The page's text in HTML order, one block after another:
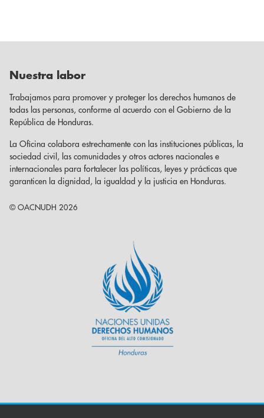
Nuestra labor
Trabajamos para promover y proteger los derechos humanos de
todas las personas, conforme al acuerdo con el Gobierno de la
República de Honduras.
La Oficina colabora estrechamente con las instituciones públicas, la
sociedad civil, las comunidades y otros actores nacionales e
internacionales para fortalecer las políticas, leyes y prácticas que
garanticen la dignidad, la igualdad y la justicia en Honduras.
© OACNUDH 2026